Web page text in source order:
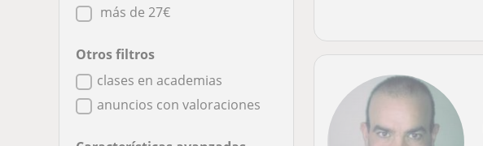
más de 27€
Otros filtros
clases en academias
anuncios con valoraciones